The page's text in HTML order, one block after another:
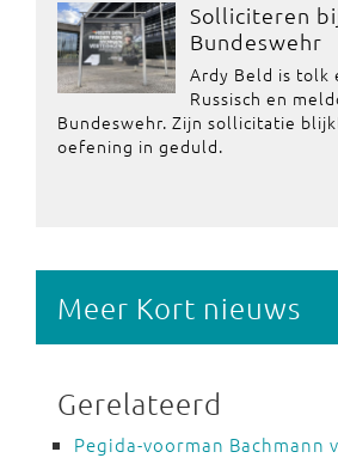
Solliciteren
Bundeswehr
Ardy Beld is tolk
Russisch en
Bundeswehr. Zijn sollicitatie
oefening in geduld.
Meer Kort nieuws
Gerelateerd
Pegida-voorman Bachmann